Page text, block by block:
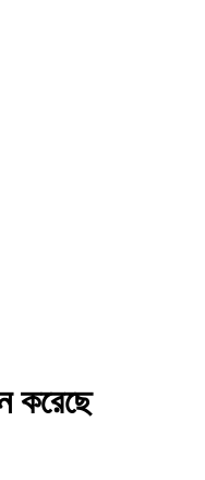
করেছে